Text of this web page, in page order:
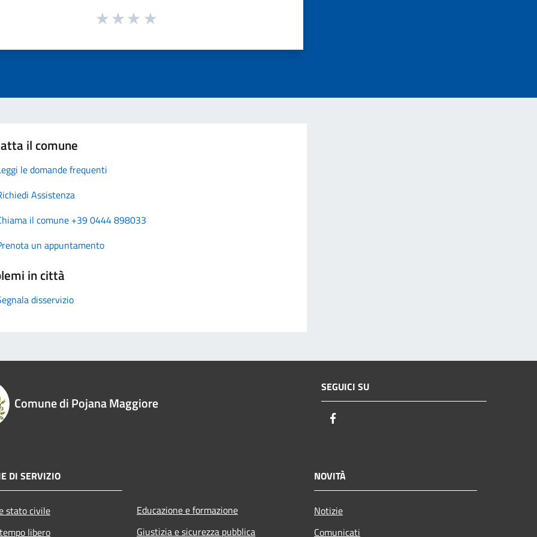
il comune
le domande frequenti
Assistenza
il comune +39 0444 898033
un appuntamento
in città
disservizio
Comune di Pojana Maggiore
SEGUICI SU
DI SERVIZIO
stato civile
libero
Educazione e formazione
Giustizia e sicurezza pubblica
NOVITÀ
Notizie
Comunicati